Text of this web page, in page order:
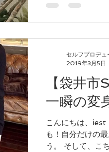
【袋井
一瞬の変
こんにちは、iest
も！自分だけの
う。 そして、こ
セルフプロデュ
2019年3月5日